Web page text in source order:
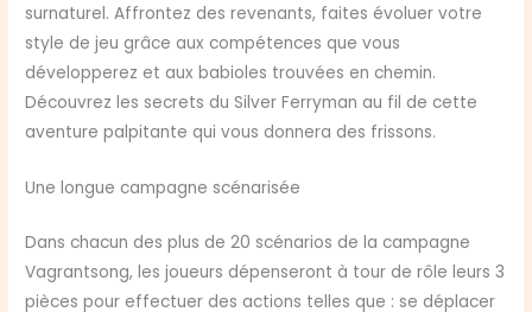
surnaturel. Affrontez des revenants, faites évoluer votre
style de jeu grâce aux compétences que vous
développerez et aux babioles trouvées en chemin.
Découvrez les secrets du Silver Ferryman au fil de cette
aventure palpitante qui vous donnera des frissons.
Une longue campagne scénarisée
Dans chacun des plus de 20 scénarios de la campagne
Vagrantsong, les joueurs dépenseront à tour de rôle leurs 3
pièces pour effectuer des actions telles que : se déplacer